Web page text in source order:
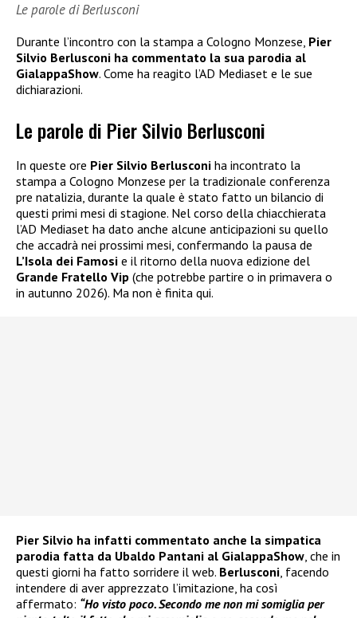
Le parole di Berlusconi
Durante l’incontro con la stampa a Cologno Monzese, Pier
Silvio Berlusconi ha commentato la sua parodia al
GialappaShow. Come ha reagito l’AD Mediaset e le sue
dichiarazioni.
Le parole di Pier Silvio Berlusconi
In queste ore Pier Silvio Berlusconi ha incontrato la
stampa a Cologno Monzese per la tradizionale conferenza
pre natalizia, durante la quale è stato fatto un bilancio di
questi primi mesi di stagione. Nel corso della chiacchierata
l’AD Mediaset ha dato anche alcune anticipazioni su quello
che accadrà nei prossimi mesi, confermando la pausa de
L’Isola dei Famosi e il ritorno della nuova edizione del
Grande Fratello Vip (che potrebbe partire o in primavera o
in autunno 2026). Ma non è finita qui.
Pier Silvio ha infatti commentato anche la simpatica
parodia fatta da Ubaldo Pantani al GialappaShow , che in
questi giorni ha fatto sorridere il web. Berlusconi , facendo
intendere di aver apprezzato l’imitazione, ha così
affermato: “Ho visto poco. Secondo me non mi somiglia per